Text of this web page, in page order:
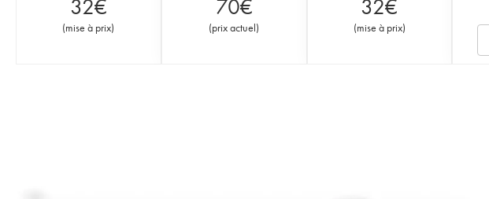
32€
(mise à prix)
70€
(prix actuel)
32€
(mise à prix)